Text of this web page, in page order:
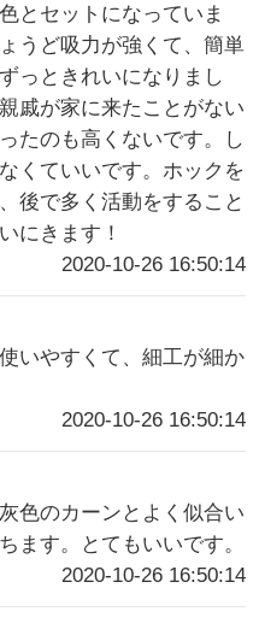
とセットになっていま
うど吸力が強くて、簡単
っときれいになりまし
戚が家に来たことがない
たのも高くないです。し
くていいです。ホックを
後で多く活動をすること
にきます！
2020-10-26 16:50:14
いやすくて、細工が細か
2020-10-26 16:50:14
色のカーンとよく似合い
ます。とてもいいです。
2020-10-26 16:50:14